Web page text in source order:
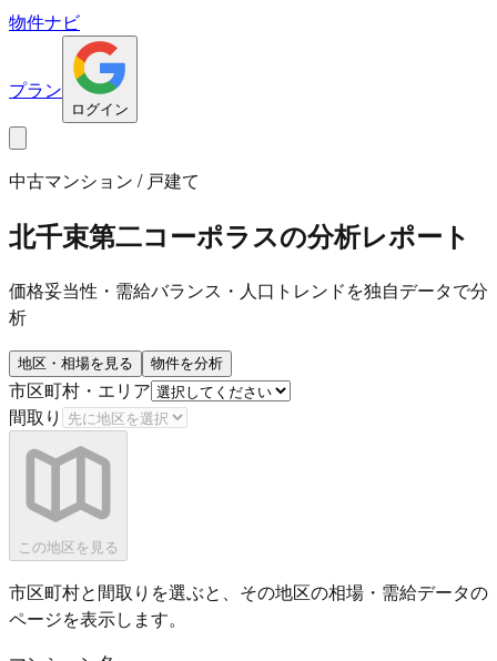
物件ナビ
プラン
ログイン
中古マンション / 戸建て
北千束第二コーポラスの分析レポート
価格妥当性・需給バランス・人口トレンドを独自データで分
析
地区・相場を見る 物件を分析
市区町村・エリア
間取り
この地区を見る
市区町村と間取りを選ぶと、その地区の相場・需給データの
ページを表示します。